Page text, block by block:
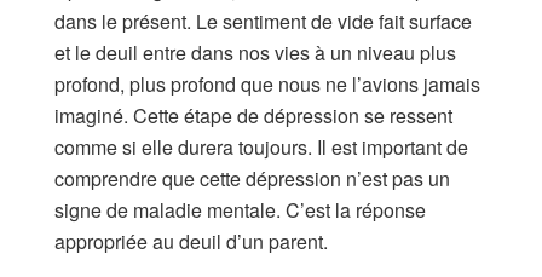
dans le présent. Le sentiment de vide fait surface
et le deuil entre dans nos vies à un niveau plus
profond, plus profond que nous ne l’avions jamais
imaginé. Cette étape de dépression se ressent
comme si elle durera toujours. Il est important de
comprendre que cette dépression n’est pas un
signe de maladie mentale. C’est la réponse
appropriée au deuil d’un parent.